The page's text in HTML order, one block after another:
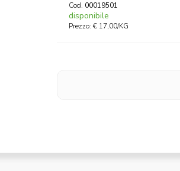
Cod. 00019501
disponibile
Prezzo: € 17,00/KG